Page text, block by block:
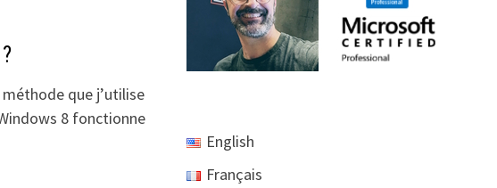
que j’utilise
8 fonctionne
English
Français